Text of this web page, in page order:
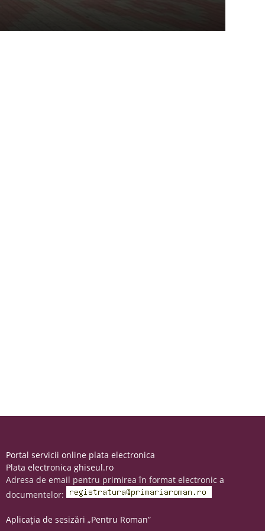
Portal servicii online plata electronica
Plata electronica ghiseul.ro
Adresa de email pentru primirea în format electronic a
documentelor:
Aplicația de sesizări „Pentru Roman”